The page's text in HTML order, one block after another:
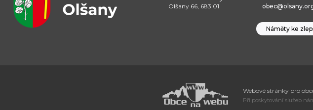
Olšany 66, 683 01
Náměty ke
Webové stránky pro
Při poskytování služeb